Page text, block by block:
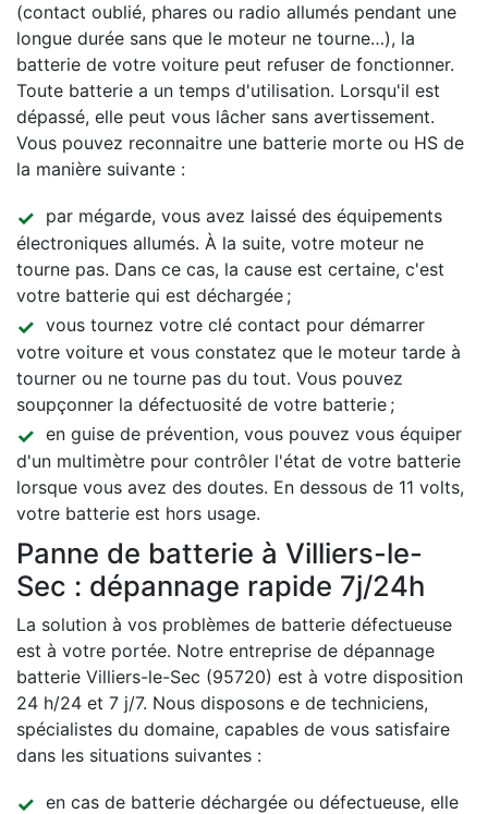
(contact oublié, phares ou radio allumés pendant une
longue durée sans que le moteur ne tourne…), la
batterie de votre voiture peut refuser de fonctionner.
Toute batterie a un temps d'utilisation. Lorsqu'il est
dépassé, elle peut vous lâcher sans avertissement.
Vous pouvez reconnaitre une batterie morte ou HS de
la manière suivante :
par mégarde, vous avez laissé des équipements
électroniques allumés. À la suite, votre moteur ne
tourne pas. Dans ce cas, la cause est certaine, c'est
votre batterie qui est déchargée ;
vous tournez votre clé contact pour démarrer
votre voiture et vous constatez que le moteur tarde à
tourner ou ne tourne pas du tout. Vous pouvez
soupçonner la défectuosité de votre batterie ;
en guise de prévention, vous pouvez vous équiper
d'un multimètre pour contrôler l'état de votre batterie
lorsque vous avez des doutes. En dessous de 11 volts,
votre batterie est hors usage.
Panne de batterie à Villiers-le-
Sec : dépannage rapide 7j/24h
La solution à vos problèmes de batterie défectueuse
est à votre portée. Notre entreprise de dépannage
batterie Villiers-le-Sec (95720) est à votre disposition
24 h/24 et 7 j/7. Nous disposons e de techniciens,
spécialistes du domaine, capables de vous satisfaire
dans les situations suivantes :
en cas de batterie déchargée ou défectueuse, elle